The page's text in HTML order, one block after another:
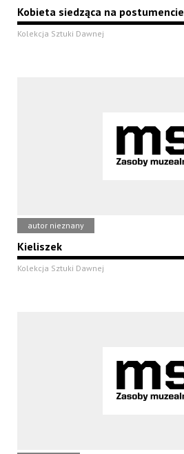
Kobieta siedząca na postumencie
Kolekcja Sztuki Dawnej
autor nieznany
Kieliszek
Kolekcja Sztuki Dawnej